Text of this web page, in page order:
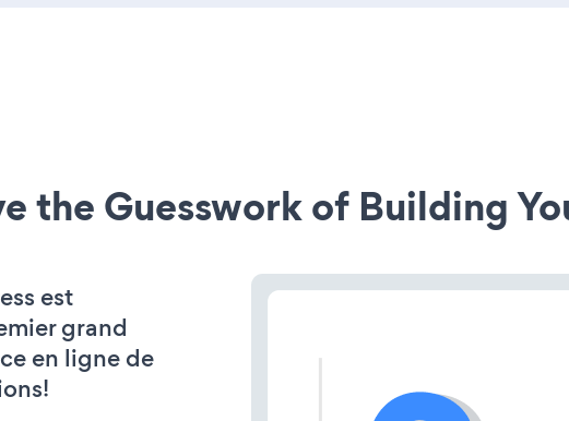
the Guesswork of Building
est
grand
en ligne de